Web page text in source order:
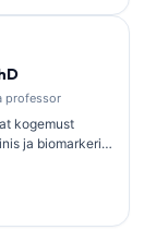
professor
kogemust
ja biomarkerite
keemia seltsi